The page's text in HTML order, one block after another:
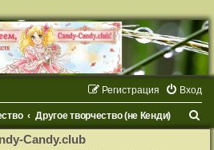
Вход
Регистрация
Другое творчество (не Кенди)
Candy.club